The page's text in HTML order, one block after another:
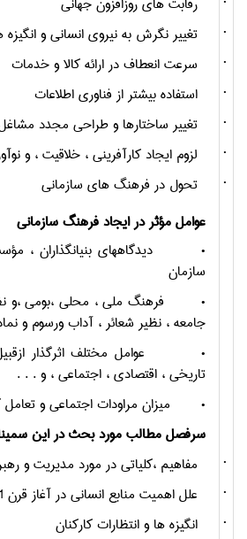
·
تغيير نگرش به نيروی انسانی و
·
سرعت انعطاف در ارائه کالا و خدمات
·
استفاده بيشتر از فناوری اطلاعات
·
تغيير ساختارها و طراحی مجدد
·
لزوم ايجاد کارآفرينی ، خلاقيت ، و
·
تحول در فرهنگ هاي سازماني
عوامل مؤثر در ايجاد فرهنگ سازمانی
•
ديدگاههای بنيانگذاران ،
سازمان
•
فرهنگ ملی ، محلی ،بومی ،و
جامعه ، نظير شعائر ، آداب ورسوم و
•
عوامل مختلف اثرگذار
تاريخی ، اقتصادی ، اجتماعی ، و . . .
•
ميزان مراودات اجتماعی و تعامل
سرفصل مطالب مورد بحث در اين
·
مفاهيم ،کلياتي در مورد مديريت و
·
علل اهميت منابع انساني در آغاز قرن 21
·
انگيزه ها و انتظارات كاركنان